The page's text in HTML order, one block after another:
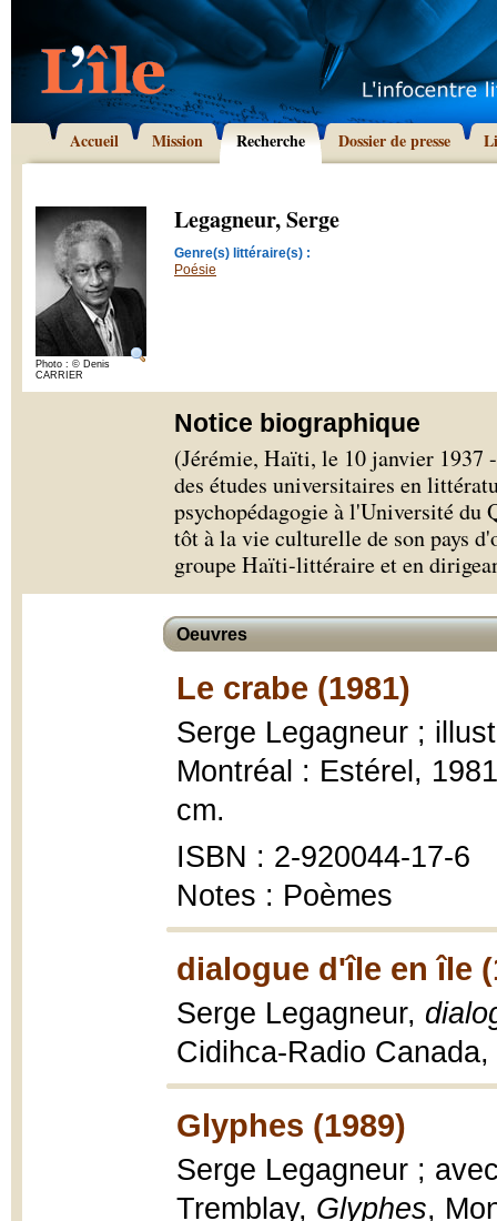
Accueil Mission Recherche Dossier de presse
Photo : © Denis
CARRIER
Legagneur, Serge
Genre(s) littéraire(s) :
Poésie
Notice biographique
(Jérémie, Haïti, le 10 janvier 1937
des études universitaires en
psychopédagogie à l'Université
tôt à la vie culturelle de son pays
groupe Haïti-littéraire et en
Oeuvres
Le crabe (1981)
Serge Legagneur ;
Montréal : Estérel,
cm.
ISBN : 2-920044-17-6
Notes : Poèmes
dialogue d'île en île
Serge Legagneur,
Cidihca-Radio Canada,
Glyphes (1989)
Serge Legagneur ;
Tremblay, Glyphes,